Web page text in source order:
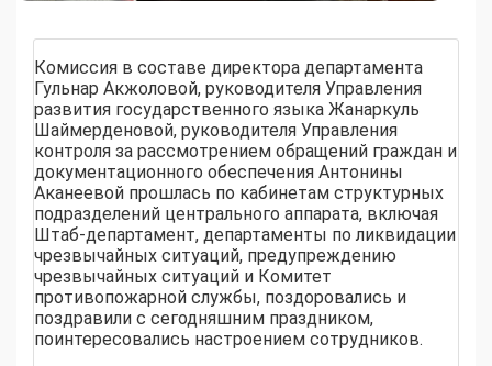
Комиссия в составе директора департамента
Гульнар Акжоловой, руководителя Управления
развития государственного языка Жанаркуль
Шаймерденовой, руководителя Управления
контроля за рассмотрением обращений граждан и
документационного обеспечения Антонины
Аканеевой прошлась по кабинетам структурных
подразделений центрального аппарата, включая
Штаб-департамент, департаменты по ликвидации
чрезвычайных ситуаций, предупреждению
чрезвычайных ситуаций и Комитет
противопожарной службы, поздоровались и
поздравили с сегодняшним праздником,
поинтересовались настроением сотрудников.